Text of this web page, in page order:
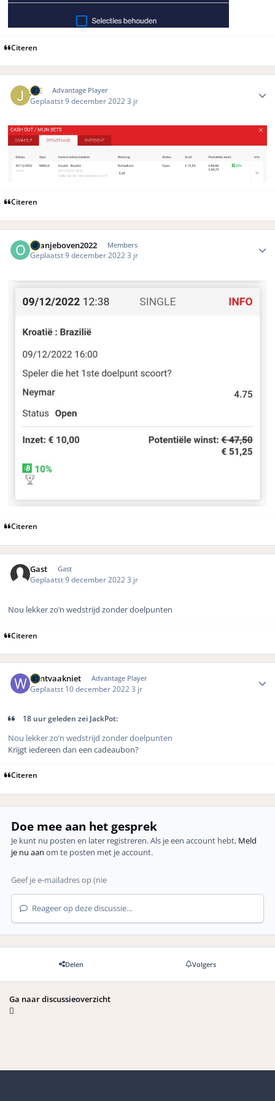
Citeren
JoE Advantage Player
Geplaatst9 december 2022 3 jr
Citeren
Oranjeboven2022 Members
Geplaatst9 december 20223 jr
Citeren
Gast Gast
Geplaatst9 december 2022 3 jr
Nou lekker zo’n wedstrijd zonder doelpunten
Citeren
Wintvaakniet Advantage Player
Geplaatst 10 december 2022 3 jr
18 uur geleden zei JackPot:
Nou lekker zo’n wedstrijd zonder doelpunten
Krijgt iedereen dan een cadeaubon?
Citeren
Doe mee aan het gesprek
Je kunt nu posten en later registreren. Als je een account hebt, Meld
je nu aan om te posten met je account.
Reageer op deze discussie...
Delen Volgers
Ga naar discussieoverzicht